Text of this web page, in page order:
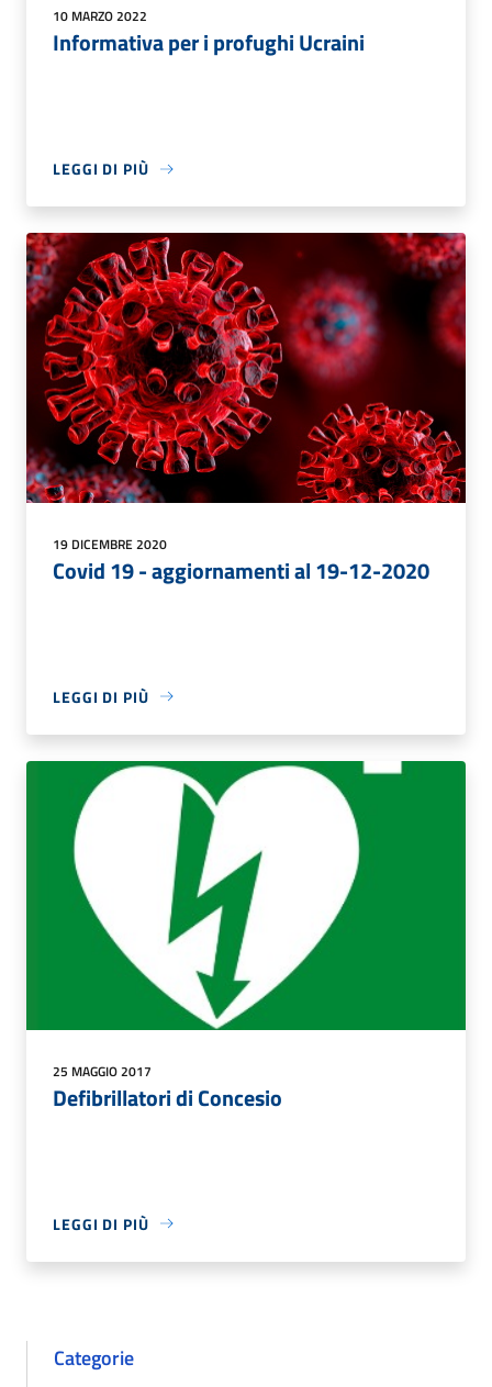
10 MARZO 2022
Informativa per i profughi Ucraini
LEGGI DI PIÙ
19 DICEMBRE 2020
Covid 19 - aggiornamenti al 19-12-2020
LEGGI DI PIÙ
25 MAGGIO 2017
Defibrillatori di Concesio
LEGGI DI PIÙ
Categorie